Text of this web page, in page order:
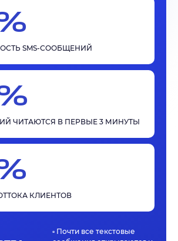
SMS-СООБЩЕНИЙ
ЧИТАЮТСЯ В ПЕРВЫЕ 3 МИНУТЫ
КЛИЕНТОВ
▫️ Почти все текстовые